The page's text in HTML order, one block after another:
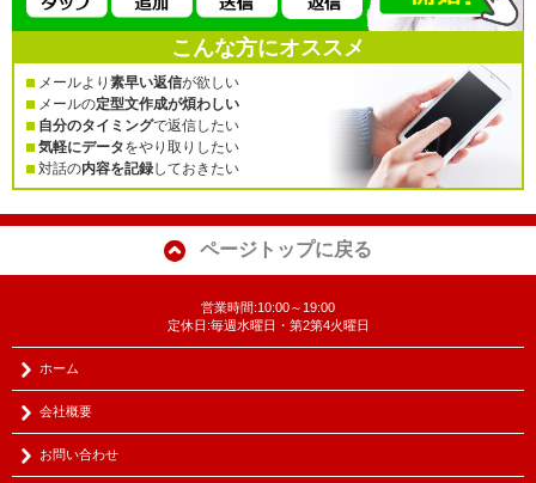
こんな方にオススメ
メールより 素早い返信が欲しい
メールの定型文作成が煩わしい
自分のタイミングで返信したい
気軽にデータをやり取りしたい
対話の内容を記録しておきたい
ページトップに戻る
営業時間:10:00～19:00
定休日:毎週水曜日・第2第4火曜日
ホーム
会社概要
お問い合わせ